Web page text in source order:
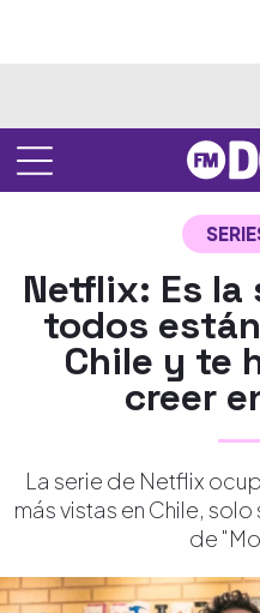
Netflix: Es la
todos
Chile y te
creer
La serie de Netflix
más vistas en Chile,
de